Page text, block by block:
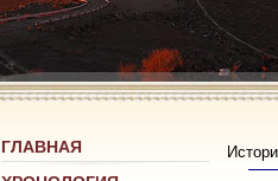
ГЛАВНАЯ